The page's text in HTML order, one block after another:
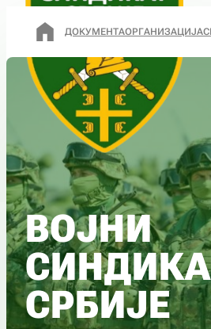
ДОКУМЕНТАОРГАНИЗАЦИЈА
ВОЈНИ
СРБИЈЕ